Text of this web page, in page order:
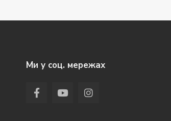
Ми у соц. мережах